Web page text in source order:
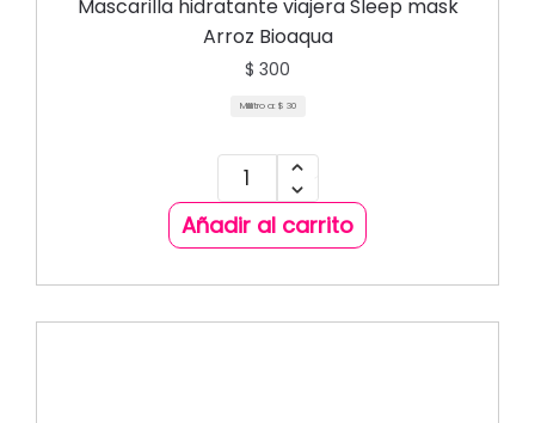
Mascarilla hidratante viajera Sleep mask
Arroz Bioaqua
$ 300
Mililitro a: $ 30
Añadir al carrito